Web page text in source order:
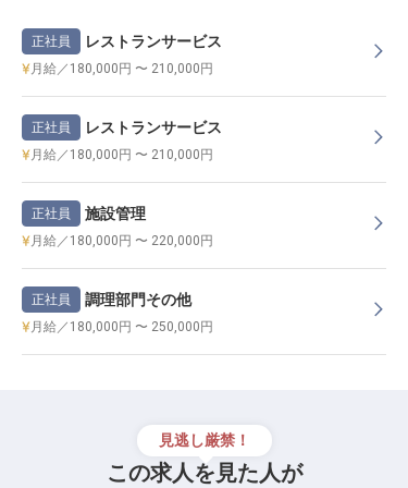
正社員 レストランサービス
月給／180,000円 〜 210,000円
正社員 レストランサービス
月給／180,000円 〜 210,000円
正社員 施設管理
月給／180,000円 〜 220,000円
正社員 調理部門その他
月給／180,000円 〜 250,000円
見逃し厳禁！
この求人を見た人が